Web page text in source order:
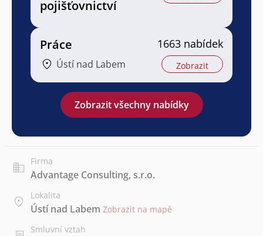
pojišťovnictví
Práce
Ústí nad Labem
1663 nabídek
Zobrazit
Zobrazit všechny nabídky
Firma
Advantage Consulting, s.r.o.
Lokalita
Ústí nad Labem Zobrazit na mapě
Smluvní vztah